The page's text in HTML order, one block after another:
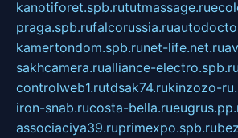
kanotiforet.spb.rututmassage.ru
praga.spb.rufalcorussia.ru
kamertondom.spb.runet-life.net.ru
sakhcamera.rualliance-electro.spb.ru
controlweb1.rutdsak74.rukinzozo-
iron-snab.rucosta-bella.ru
associaciya39.ruprimexpo.spb.ru